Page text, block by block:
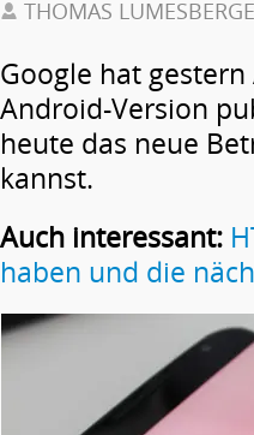
THOMAS
Google hat
Android-Version
heute das neue
kannst.
Auch interessant:
haben und die